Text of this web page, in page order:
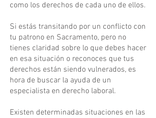
como los derechos de cada uno de ellos.
Si estás transitando por un conflicto con
tu patrono en Sacramento, pero no
tienes claridad sobre lo que debes hacer
en esa situación o reconoces que tus
derechos están siendo vulnerados, es
hora de buscar la ayuda de un
especialista en derecho laboral.
Existen determinadas situaciones en las